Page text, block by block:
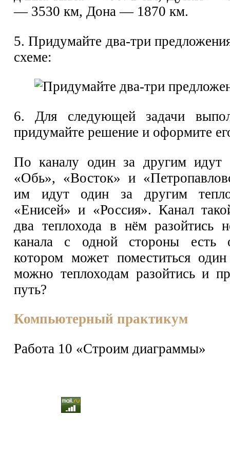
— 3530 км, Дона — 1870 км.
5. Придумайте два-три
схеме:
6. Для следующей задачи
придумайте решение и оформите
По каналу один за другим идут
«Обь», «Восток» и
им идут один за другим
«Енисей» и «Россия». Канал
два теплохода в нём разойтись
канала с одной стороны есть
котором может поместиться
можно теплоходам разойтись и
путь?
Компьютерный практикум
Работа 10 «Строим диаграммы»